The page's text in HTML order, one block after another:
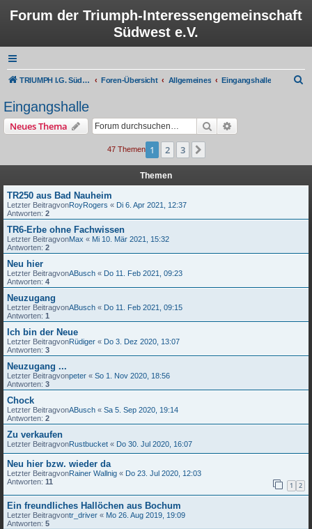
Forum der Triumph-Interessengemeinschaft
Südwest e.V.
TRIUMPH I.G. Südwest e.V. Foren-Übersicht Allgemeines Eingangshalle
Eingangshalle
Neues Thema Suche
47 Themen 1 2 3
Themen
TR250 aus Bad Nauheim
Letzter BeitragvonRoyRogers « Di 6. Apr 2021, 12:37
Antworten: 2
TR6-Erbe ohne Fachwissen
Letzter BeitragvonMax « Mi 10. Mär 2021, 15:32
Antworten: 2
Neu hier
Letzter BeitragvonABusch « Do 11. Feb 2021, 09:23
Antworten: 4
Neuzugang
Letzter BeitragvonABusch « Do 11. Feb 2021, 09:15
Antworten: 1
Ich bin der Neue
Letzter BeitragvonRüdiger « Do 3. Dez 2020, 13:07
Antworten: 3
Neuzugang ...
Letzter Beitragvonpeter « So 1. Nov 2020, 18:56
Antworten: 3
Chock
Letzter BeitragvonABusch « Sa 5. Sep 2020, 19:14
Antworten: 2
Zu verkaufen
Letzter BeitragvonRustbucket « Do 30. Jul 2020, 16:07
Neu hier bzw. wieder da
Letzter BeitragvonRainer Wallnig « Do 23. Jul 2020, 12:03
Antworten: 11 1 2
Ein freundliches Hallöchen aus Bochum
Letzter Beitragvontr_driver « Mo 26. Aug 2019, 19:09
Antworten: 5